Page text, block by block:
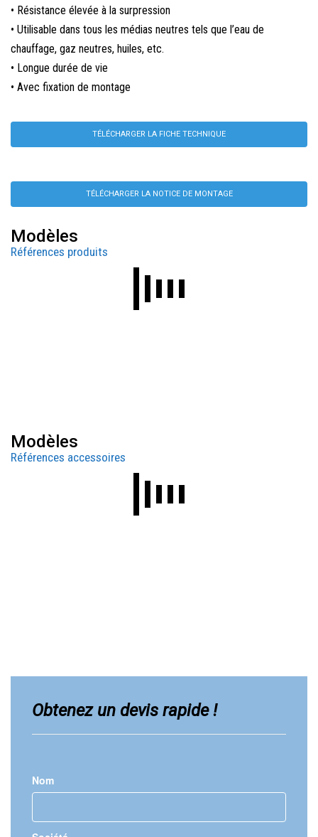
• Résistance élevée à la surpression
• Utilisable dans tous les médias neutres tels que l’eau de
chauffage, gaz neutres, huiles, etc.
• Longue durée de vie
• Avec fixation de montage
TÉLÉCHARGER LA FICHE TECHNIQUE
TÉLÉCHARGER LA NOTICE DE MONTAGE
Modèles
Références produits
Modèles
Références accessoires
Obtenez un devis rapide !
Nom